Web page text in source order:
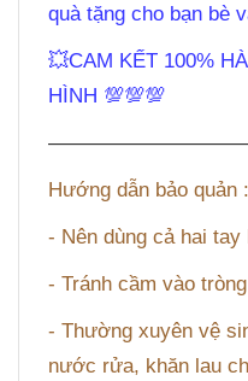
quà tặng cho bạn bè
💥CAM KẾT 100%
HÌNH 💯💯💯
Hướng dẫn bảo quản :
- Nên dùng cả hai
- Tránh cầm vào
- Thường xuyên vệ
nước rửa, khăn lau